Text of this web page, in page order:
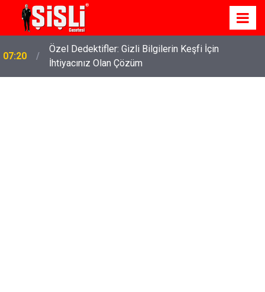
07:20
Özel Dedektifler: Gizli Bilgilerin Keşfi İçin
İhtiyacınız Olan Çözüm
07:15
İskele'de Kiralık Daire Seçenekleriyle Konforlu Bir
Yaşam